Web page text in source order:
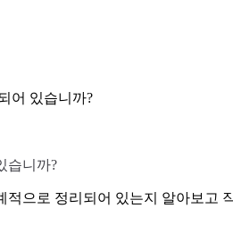
어 있습니까?
습니까?
적으로 정리되어 있는지 알아보고